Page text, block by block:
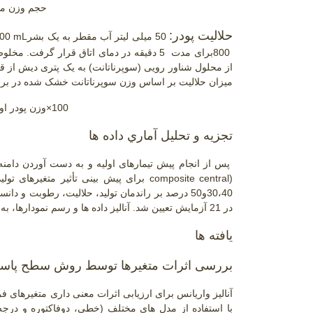
حجم وزن
حلالیت پودر: 50 میلی لیتر آب مقطر به یک بشر mL 200 انتقال داده شد و 5 گرم پودر به
800برای مدت 5 دقیقه در دمای اتاق قرار گرفت. مخلوط به دست آمده با سرعت
از محلول شناور رویی (سوپرناتانت) به یک پتری دیش از
میزان حلالیت بر اساس وزن سوپرناتانت خشک شده در
100×وزن پودر اولیه/وزن سوپرناتانت خشک شده:درصد حلالیت
تجزیه و تحلیل آماري داده ها
پس از انجام پیش تیمارهای اولیه و به دست
composite central)
30،40و50 درصد بر راندمان تولید، حلالیت، رطوبت و دانسیته توده تیمارها بررسی شد. پژوهش شامل 3 تکرار در طرح
در 21 آزمایش تعیین شد. آنالیز داده ها و رسم نمودارها، به کمک نرم افزار
يافته ها
بررسی اثرات متغیرها توسط روش سطح
آنالیز واریانس برای ارزیابی اثرات معنی داری
با استفاده از مدل های مختلف (خطی، دوفاکتوره و